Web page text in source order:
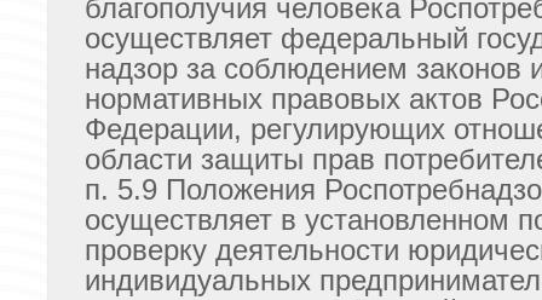
благополучия человека
осуществляет федеральный
надзор за соблюдением законов
нормативных правовых актов
Федерации, регулирующих
области защиты прав
п. 5.9 Положения
осуществляет в установленном
проверку деятельности
индивидуальных